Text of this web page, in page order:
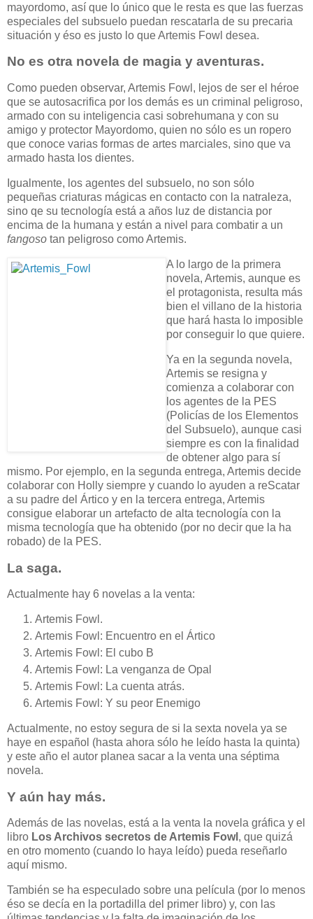
mayordomo, así que lo único que le resta es que las fuerzas
especiales del subsuelo puedan rescatarla de su precaria
situación y éso es justo lo que Artemis Fowl desea.
No es otra novela de magia y aventuras.
Como pueden observar, Artemis Fowl, lejos de ser el héroe
que se autosacrifica por los demás es un criminal peligroso,
armado con su inteligencia casi sobrehumana y con su
amigo y protector Mayordomo, quien no sólo es un ropero
que conoce varias formas de artes marciales, sino que va
armado hasta los dientes.
Igualmente, los agentes del subsuelo, no son sólo
pequeñas criaturas mágicas en contacto con la natraleza,
sino qe su tecnología está a años luz de distancia por
encima de la humana y están a nivel para combatir a un
fangoso tan peligroso como Artemis.
A lo largo de la primera
novela, Artemis, aunque es
el protagonista, resulta más
bien el villano de la historia
que hará hasta lo imposible
por conseguir lo que quiere.
Ya en la segunda novela,
Artemis se resigna y
comienza a colaborar con
los agentes de la PES
(Policías de los Elementos
del Subsuelo), aunque casi
siempre es con la finalidad
de obtener algo para sí
mismo. Por ejemplo, en la segunda entrega, Artemis decide
colaborar con Holly siempre y cuando lo ayuden a reScatar
a su padre del Ártico y en la tercera entrega, Artemis
consigue elaborar un artefacto de alta tecnología con la
misma tecnología que ha obtenido (por no decir que la ha
robado) de la PES.
La saga.
Actualmente hay 6 novelas a la venta:
Artemis Fowl.
Artemis Fowl: Encuentro en el Ártico
Artemis Fowl: El cubo B
Artemis Fowl: La venganza de Opal
Artemis Fowl: La cuenta atrás.
Artemis Fowl: Y su peor Enemigo
Actualmente, no estoy segura de si la sexta novela ya se
haye en español (hasta ahora sólo he leído hasta la quinta)
y este año el autor planea sacar a la venta una séptima
novela.
Y aún hay más.
Además de las novelas, está a la venta la novela gráfica y el
libro Los Archivos secretos de Artemis Fowl , que quizá
en otro momento (cuando lo haya leído) pueda reseñarlo
aquí mismo.
También se ha especulado sobre una película (por lo menos
éso se decía en la portadilla del primer libro) y, con las